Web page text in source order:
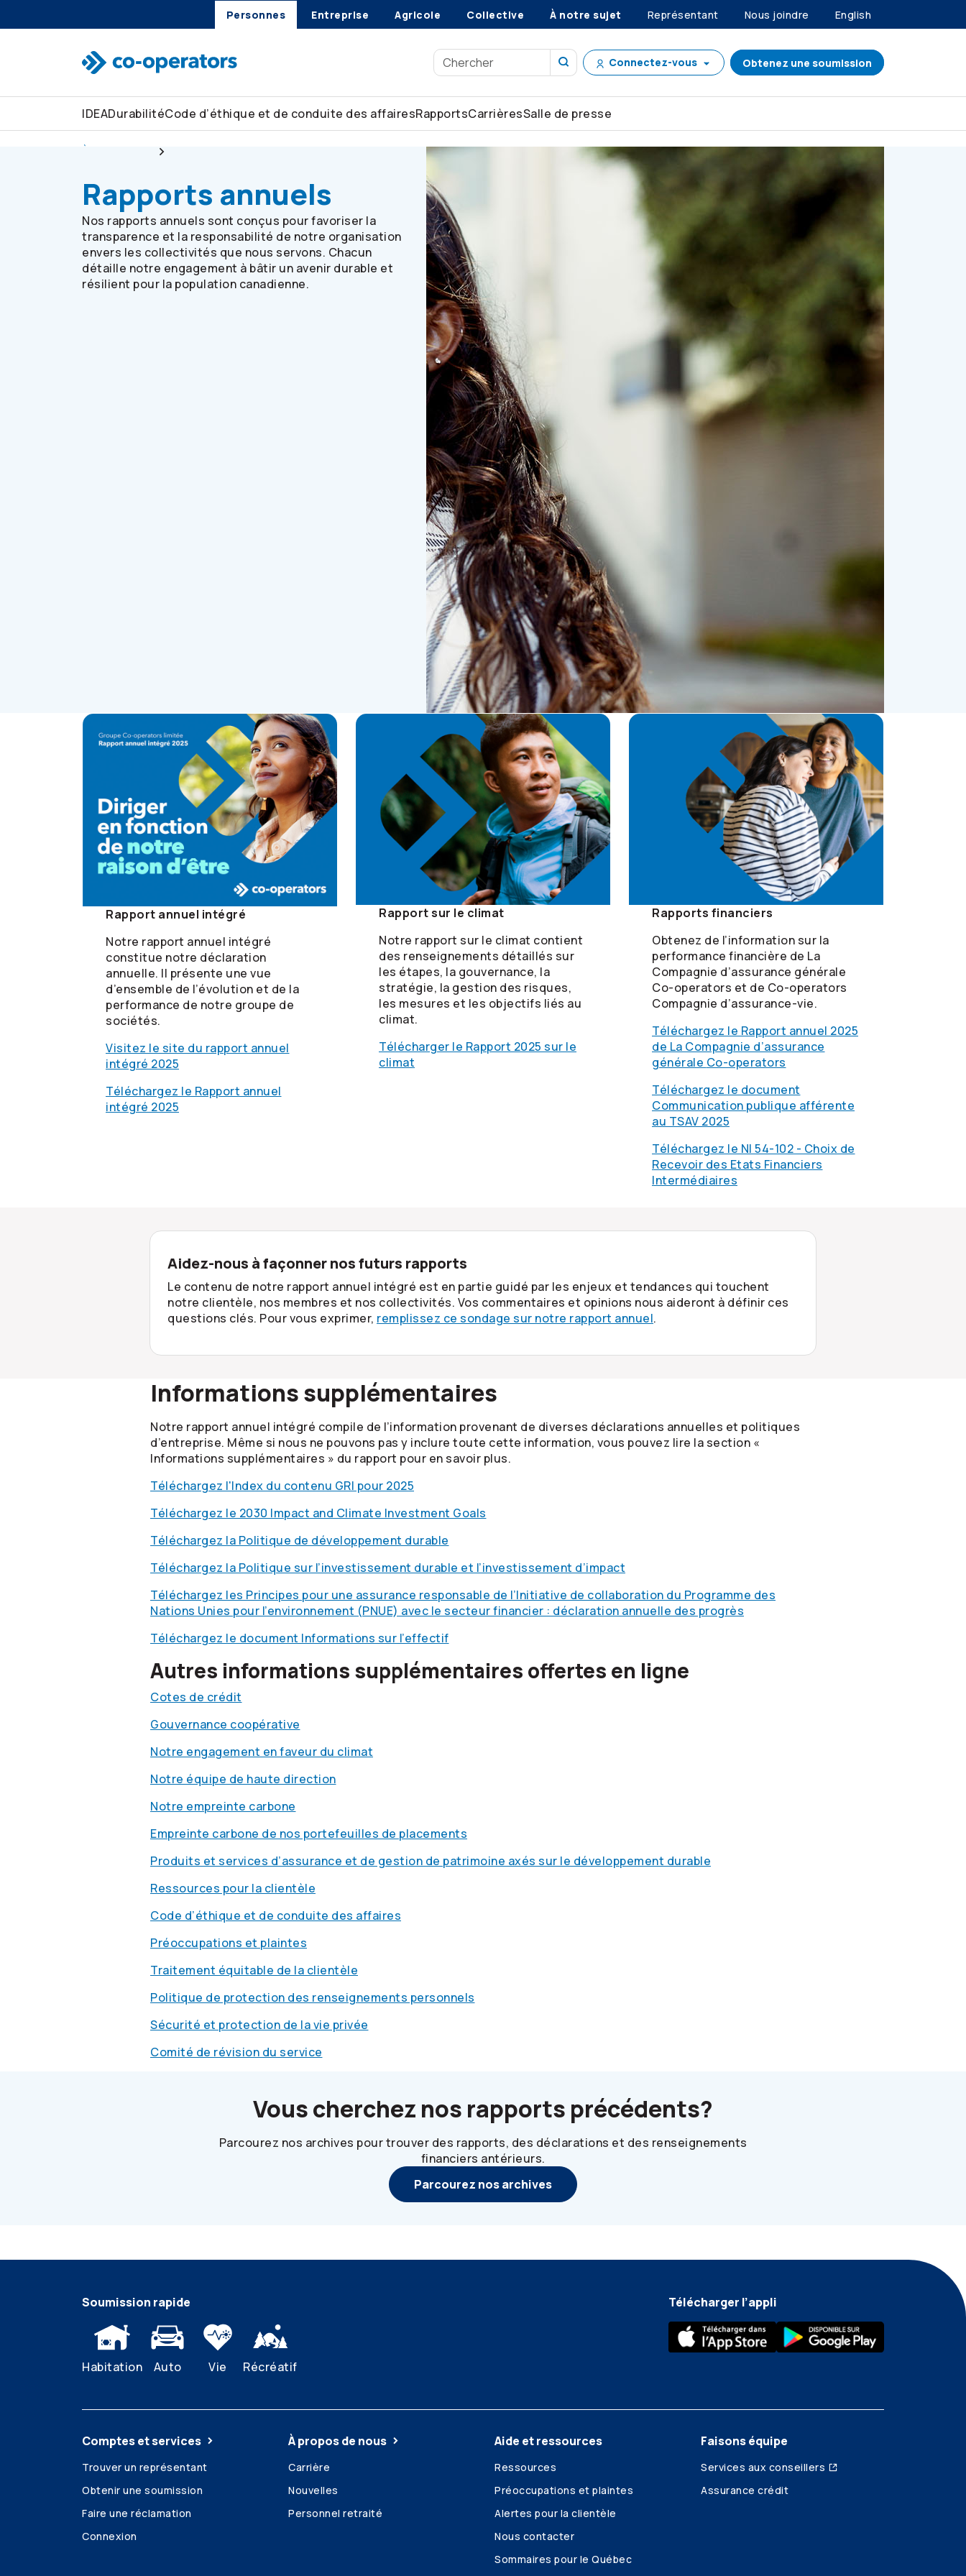
Personnes Entreprise Agricole Collective À notre sujet Représentant Nous joindre English
Connectez-vous Obtenez une soumission
IDEADurabilitéCode d’éthique et de conduite des affairesRapportsCarrièresSalle de presse
À notre sujet
Rapports annuels
Nos rapports annuels sont conçus pour favoriser la
transparence et la responsabilité de notre organisation
envers les collectivités que nous servons. Chacun
détaille notre engagement à bâtir un avenir durable et
résilient pour la population canadienne.
Rapport annuel intégré
Notre rapport annuel intégré
constitue notre déclaration
annuelle. Il présente une vue
d’ensemble de l’évolution et de la
performance de notre groupe de
sociétés.
Visitez le site du rapport annuel
intégré 2025
Téléchargez le Rapport annuel
intégré 2025
Rapport sur le climat
Notre rapport sur le climat contient
des renseignements détaillés sur
les étapes, la gouvernance, la
stratégie, la gestion des risques,
les mesures et les objectifs liés au
climat.
Télécharger le Rapport 2025 sur le
climat
Rapports financiers
Obtenez de l’information sur la
performance financière de La
Compagnie d’assurance générale
Co-operators et de Co-operators
Compagnie d’assurance-vie.
Téléchargez le Rapport annuel 2025
de La Compagnie d’assurance
générale Co-operators
Téléchargez le document
Communication publique afférente
au TSAV 2025
Téléchargez le NI 54-102 - Choix de
Recevoir des Etats Financiers
Intermédiaires
Aidez-nous à façonner nos futurs rapports
Le contenu de notre rapport annuel intégré est en partie guidé par les enjeux et tendances qui touchent
notre clientèle, nos membres et nos collectivités. Vos commentaires et opinions nous aideront à définir ces
questions clés. Pour vous exprimer, remplissez ce sondage sur notre rapport annuel.
Informations supplémentaires
Notre rapport annuel intégré compile de l’information provenant de diverses déclarations annuelles et politiques
d’entreprise. Même si nous ne pouvons pas y inclure toute cette information, vous pouvez lire la section «
Informations supplémentaires » du rapport pour en savoir plus.
Téléchargez l'Index du contenu GRI pour 2025
Téléchargez le 2030 Impact and Climate Investment Goals
Téléchargez la Politique de développement durable
Téléchargez la Politique sur l’investissement durable et l’investissement d’impact
Téléchargez les Principes pour une assurance responsable de l’Initiative de collaboration du Programme des
Nations Unies pour l’environnement (PNUE) avec le secteur financier : déclaration annuelle des progrès
Téléchargez le document Informations sur l’effectif
Autres informations supplémentaires offertes en ligne
Cotes de crédit
Gouvernance coopérative
Notre engagement en faveur du climat
Notre équipe de haute direction
Notre empreinte carbone
Empreinte carbone de nos portefeuilles de placements
Produits et services d’assurance et de gestion de patrimoine axés sur le développement durable
Ressources pour la clientèle
Code d’éthique et de conduite des affaires
Préoccupations et plaintes
Traitement équitable de la clientèle
Politique de protection des renseignements personnels
Sécurité et protection de la vie privée
Comité de révision du service
Vous cherchez nos rapports précédents?
Parcourez nos archives pour trouver des rapports, des déclarations et des renseignements
financiers antérieurs.
Parcourez nos archives
Soumission rapide
Habitation Auto Vie Récréatif
Télécharger l’appli
Comptes et services
Trouver un représentant
Obtenir une soumission
Faire une réclamation
Connexion
À propos de nous
Carrière
Nouvelles
Personnel retraité
Aide et ressources
Ressources
Préoccupations et plaintes
Alertes pour la clientèle
Nous contacter
Sommaires pour le Québec
Faisons équipe
Services aux conseillers
Assurance crédit